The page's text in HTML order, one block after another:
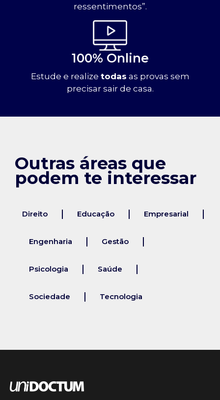
ressentimentos”.
100% Online
Estude e realize todas as provas sem
precisar sair de casa.
Outras áreas que
podem te interessar
Direito Educação Empresarial
Engenharia Gestão
Psicologia Saúde
Sociedade Tecnologia